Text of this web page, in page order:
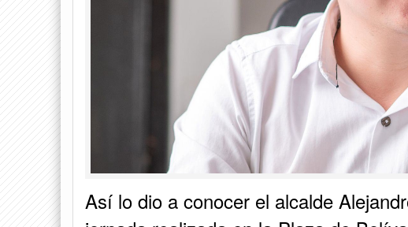
Así lo dio a conocer el alcalde